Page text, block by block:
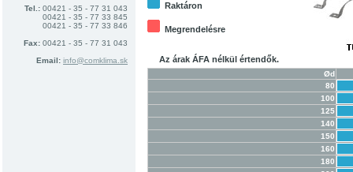
Tel.: 00421 - 35 - 77 31 043
00421 - 35 - 77 33 845
00421 - 35 - 77 33 846
Fax: 00421 - 35 - 77 31 043
Email: info@comklima.sk
Raktáron
Megrendelésre
Az árak ÁFA nélkül értendők.
Ød
80
100
125
140
150
160
180